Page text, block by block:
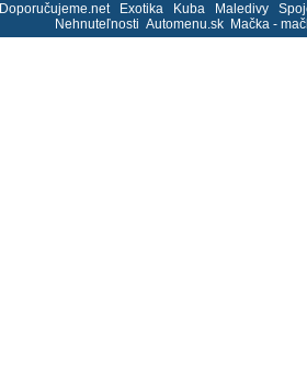
Doporučujeme.net Exotika Kuba Maledivy
Nehnuteľnosti Automenu.sk Mačka -